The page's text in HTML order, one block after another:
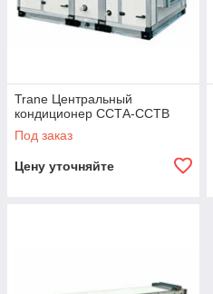
Trane Центральный
кондиционер ССТА-ССТВ
Под заказ
Цену уточняйте